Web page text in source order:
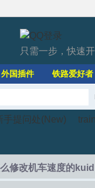
只需一步，快速
外国插件 铁路爱好者
手提问处(New)
›
修改机车速度的kuid